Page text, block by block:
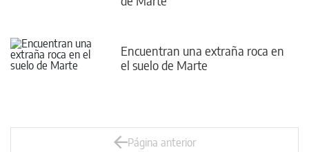
Encuentran una extraña roca en
el suelo de Marte
Página anterior